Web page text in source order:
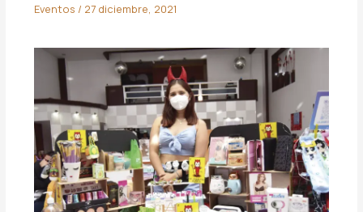
Eventos / 27 diciembre, 2021